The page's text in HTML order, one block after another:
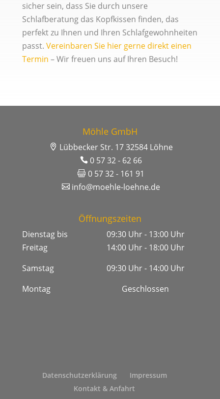
sicher sein, dass Sie durch unsere
Schlafberatung das Kopfkissen finden, das
perfekt zu Ihnen und Ihren Schlafgewohnheiten
passt. Vereinbaren Sie hier gerne direkt einen
Termin – Wir freuen uns auf Ihren Besuch!
Möhle GmbH
Lübbecker Str. 17 32584 Löhne
0 57 32 - 62 66
0 57 32 - 161 91
info@moehle-loehne.de
Öffnungszeiten
Dienstag bis
Freitag
09:30 Uhr - 13:00 Uhr
14:00 Uhr - 18:00 Uhr
Samstag
09:30 Uhr - 14:00 Uhr
Montag
Geschlossen
Datenschutzerklärung
Impressum
Kontakt & Anfahrt